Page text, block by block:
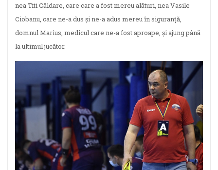
nea Titi Căldare, care care a fost mereu alături, nea Vasile
Ciobanu, care ne-a dus și ne-a adus mereu în siguranță,
domnul Marius, medicul care ne-a fost aproape, și ajung până
la ultimul jucător.